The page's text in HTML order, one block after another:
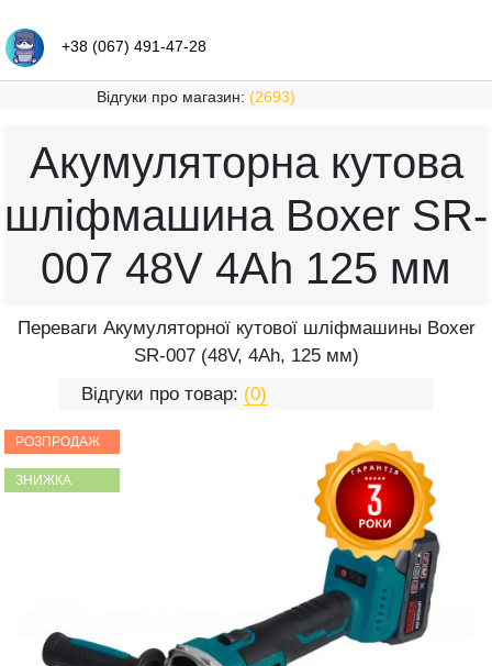
+38 (067) 491-47-28
Відгуки про магазин: (2693)
Акумуляторна кутова
шліфмашина Boxer SR-
007 48V 4Ah 125 мм
Переваги Акумуляторної кутової шліфмашины Boxer
SR-007 (48V, 4Ah, 125 мм)
Відгуки про товар: (0)
РОЗПРОДАЖ
ЗНИЖКА